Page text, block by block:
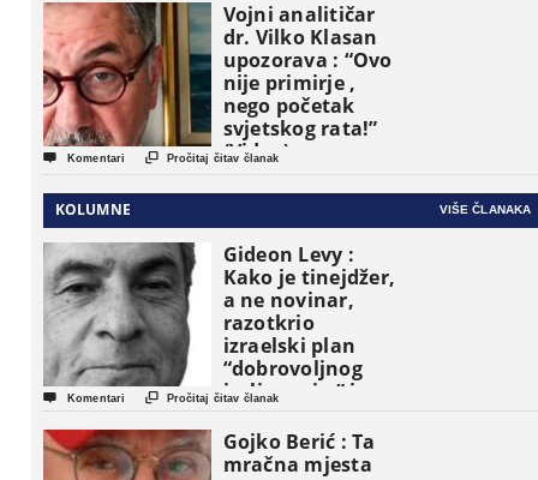
Vojni analitičar
dr. Vilko Klasan
upozorava : “Ovo
nije primirje ,
nego početak
svjetskog rata!”
(Video)
 Komentari  Pročitaj čitav članak
KOLUMNE VIŠE ČLANAKA
Gideon Levy :
Kako je tinejdžer,
a ne novinar,
razotkrio
izraelski plan
“dobrovoljnog
iseljavanja ” iz
Gaze
 Komentari  Pročitaj čitav članak
Gojko Berić : Ta
mračna mjesta